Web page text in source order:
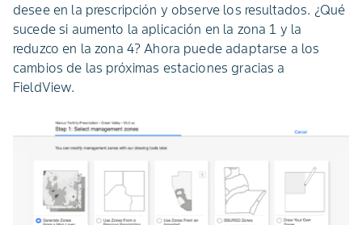
desee en la prescripción y observe los resultados. ¿Qué
sucede si aumento la aplicación en la zona 1 y la
reduzco en la zona 4? Ahora puede adaptarse a los
cambios de las próximas estaciones gracias a
FieldView.